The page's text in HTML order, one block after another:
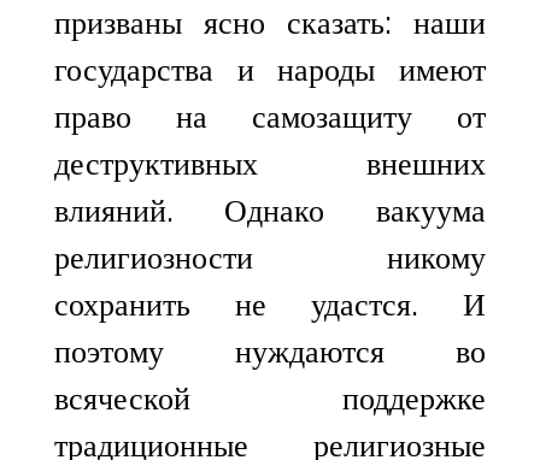
призваны ясно сказать: наши
государства и народы имеют
право на самозащиту от
деструктивных внешних
влияний. Однако вакуума
религиозности никому
сохранить не удастся. И
поэтому нуждаются во
всяческой поддержке
традиционные религиозные